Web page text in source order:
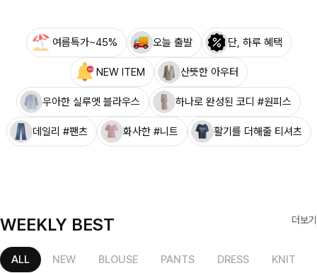
여름특가~45% 오늘 출발 단, 하루 혜택
NEW ITEM 산뜻한 아우터
우아한 실루엣 블라우스 하나로 완성된 코디 #원피스
데일리 #팬츠 화사한 #니트 활기를 더해줄 티셔츠
WEEKLY BEST 더보기
ALL NEW BLOUSE PANTS DRESS KNIT